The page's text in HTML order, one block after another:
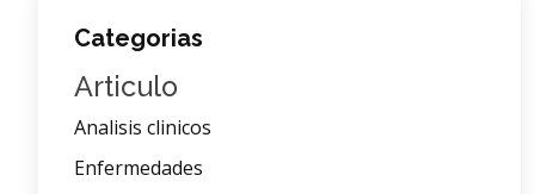
Categorias
Articulo
Analisis clinicos
Enfermedades